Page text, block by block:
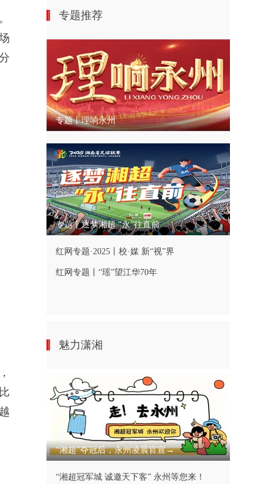
专题推荐
专题丨理响永州
专题丨逐梦湘超 “永”往直前
红网专题·2025丨校·媒 新“视”界
红网专题丨“瑶”望江华70年
魅力潇湘
“湘超”夺冠后，永州凌晨官宣→
“湘超冠军城 诚邀天下客” 永州等您来！